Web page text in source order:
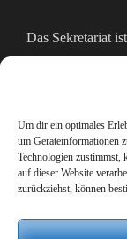
Um dir ein optimales
um Geräteinformationen
Technologien zustimmst,
auf dieser Website
zurückziehst, können
Das Sekretariat
Montags bis
Mo, Mi und Do
IMPRESSUM
Impressum